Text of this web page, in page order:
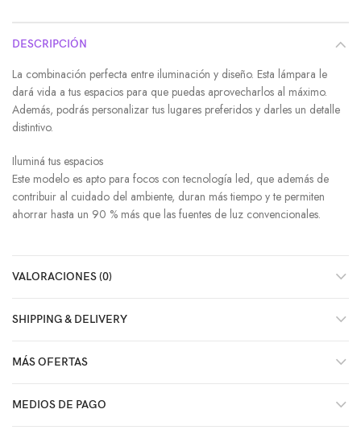
DESCRIPCIÓN
La combinación perfecta entre iluminación y diseño. Esta lámpara le
dará vida a tus espacios para que puedas aprovecharlos al máximo.
Además, podrás personalizar tus lugares preferidos y darles un detalle
distintivo.
Iluminá tus espacios
Este modelo es apto para focos con tecnología led, que además de
contribuir al cuidado del ambiente, duran más tiempo y te permiten
ahorrar hasta un 90 % más que las fuentes de luz convencionales.
VALORACIONES (0)
SHIPPING & DELIVERY
MÁS OFERTAS
MEDIOS DE PAGO